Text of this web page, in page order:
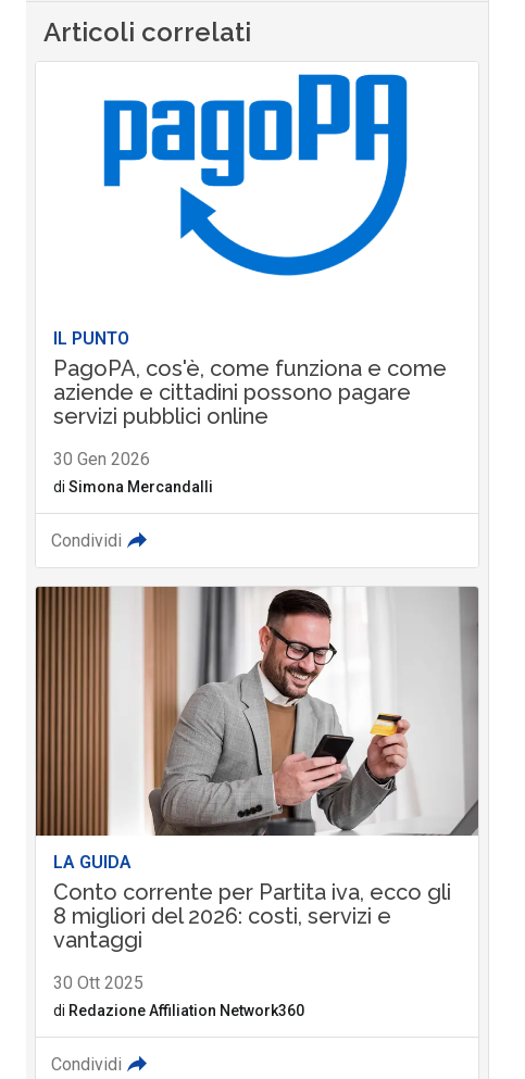
Articoli correlati
IL PUNTO
PagoPA, cos'è, come funziona e come
aziende e cittadini possono pagare
servizi pubblici online
30 Gen 2026
di Simona Mercandalli
Condividi
LA GUIDA
Conto corrente per Partita iva, ecco gli
8 migliori del 2026: costi, servizi e
vantaggi
30 Ott 2025
di Redazione Affiliation Network360
Condividi